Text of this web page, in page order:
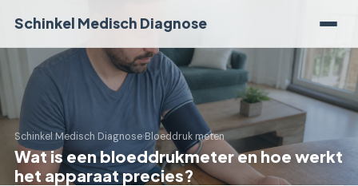
Schinkel Medisch Diagnose
Schinkel Medisch Diagnose›Bloeddruk meten
Wat is een bloeddrukmeter en hoe werkt
het apparaat precies?